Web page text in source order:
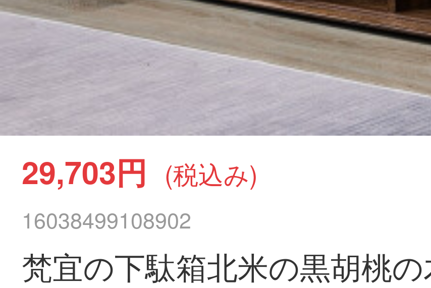
29,703円 (税込み)
16038499108902
梵宜の下駄箱北米の黒胡桃